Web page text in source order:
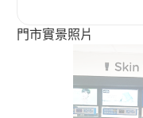
門市實景照片